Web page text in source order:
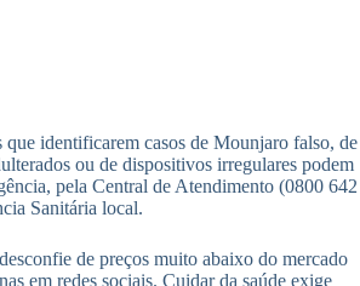
que identificarem casos de Mounjaro falso, de
ou de dispositivos irregulares podem
pela Central de Atendimento (0800 642
Sanitária local.
de preços muito abaixo do mercado
em redes sociais. Cuidar da saúde exige